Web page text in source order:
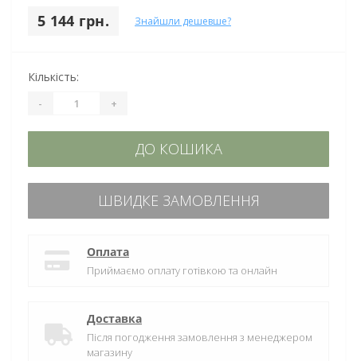
5 144 грн. Знайшли дешевше?
Кількість:
- +
ДО КОШИКА
ШВИДКЕ ЗАМОВЛЕННЯ
Оплата
Приймаємо оплату готівкою та онлайн
Доставка
Після погодження замовлення з менеджером
магазину